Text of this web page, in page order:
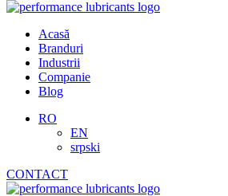
Skip
contentAcasă
Branduri
Industrii
Companie
Blog
RO
EN
srpski
CONTACT